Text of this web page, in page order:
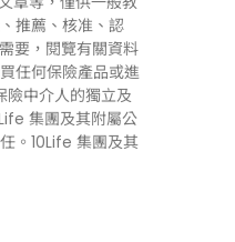
推薦、核准、認
要，閱覽有關資料
任何保險產品或進
險中介人的獨立及
集團及其附屬公
。10Life 集團及其